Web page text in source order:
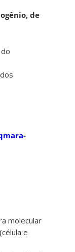
de
molecular
e